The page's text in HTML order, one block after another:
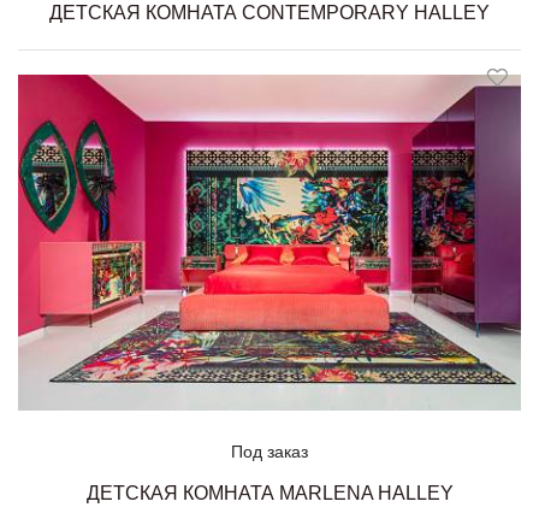
ДЕТСКАЯ КОМНАТА CONTEMPORARY HALLEY
Под заказ
ДЕТСКАЯ КОМНАТА MARLENA HALLEY